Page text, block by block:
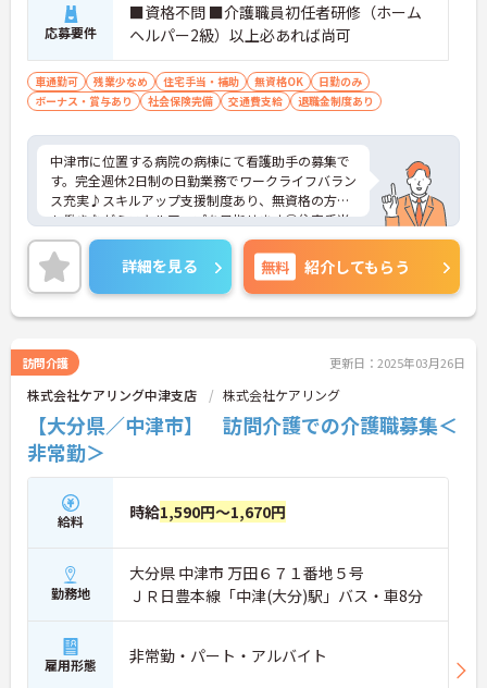
応募要件
■資格不問 ■介護職員初任者研修（ホーム
ヘルパー2級）以上必あれば尚可
車通勤可 残業少なめ 住宅手当・補助 無資格OK
日勤のみ
ボーナス・賞与あり
社会保険完備 交通費支給 退職金制度あり
中津市に位置する病院の病棟にて看護助手の募集で
す。完全週休2日制の日勤業務でワークライフバラン
ス充実♪スキルアップ支援制度あり、無資格の方で
も働きながらスキルアップを目指せます◎住宅手当
や子供手当など生活にも嬉しい手当が充実している
ので、安心して働きやすい環境です！さらに福利厚
生も充実◎診療費補助制度や昼食の提供があるのも
嬉しいポイントです♪ご興味ある方は面接ポイント
をお伝えしますので、お気軽にご連絡ください。
詳細を見る 無料 紹介してもらう
訪問介護 更新日：2025年03月26日
株式会社ケアリング中津支店 株式会社ケアリング
【大分県／中津市】 訪問介護での介護職募集＜
非常勤＞
給料 時給1,590円～1,670円
勤務地
大分県 中津市 万田６７１番地５号
ＪＲ日豊本線「中津(大分)駅」バス・車8分
雇用形態 非常勤・パート・アルバイト